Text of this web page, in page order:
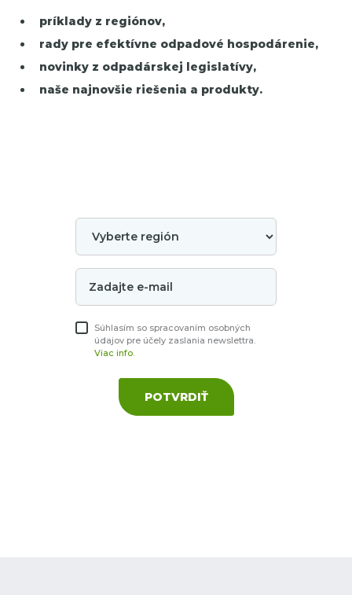
príklady z regiónov,
rady pre efektívne odpadové hospodárenie,
novinky z odpadárskej legislatívy,
naše najnovšie riešenia a produkty.
Súhlasím so spracovaním osobných
údajov pre účely zaslania newslettra.
Viac info.
POTVRDIŤ